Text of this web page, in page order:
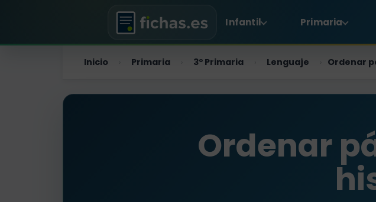
Infantil Primaria
Inicio › Primaria › 3º Primaria › Lenguaje › Ordenar
Ordenar